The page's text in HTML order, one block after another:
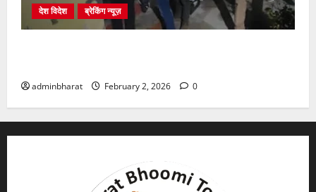
देश विदेश ब्रेकिंग न्यूज़
adminbharat February 2, 2026 0